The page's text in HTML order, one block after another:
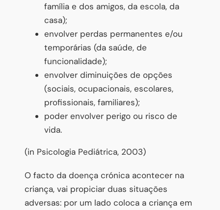
família e dos amigos, da escola, da
casa);
envolver perdas permanentes e/ou
temporárias (da saúde, de
funcionalidade);
envolver diminuições de opções
(sociais, ocupacionais, escolares,
profissionais, familiares);
poder envolver perigo ou risco de
vida.
(in Psicologia Pediátrica, 2003)
O facto da doença crónica acontecer na
criança, vai propiciar duas situações
adversas: por um lado coloca a criança em